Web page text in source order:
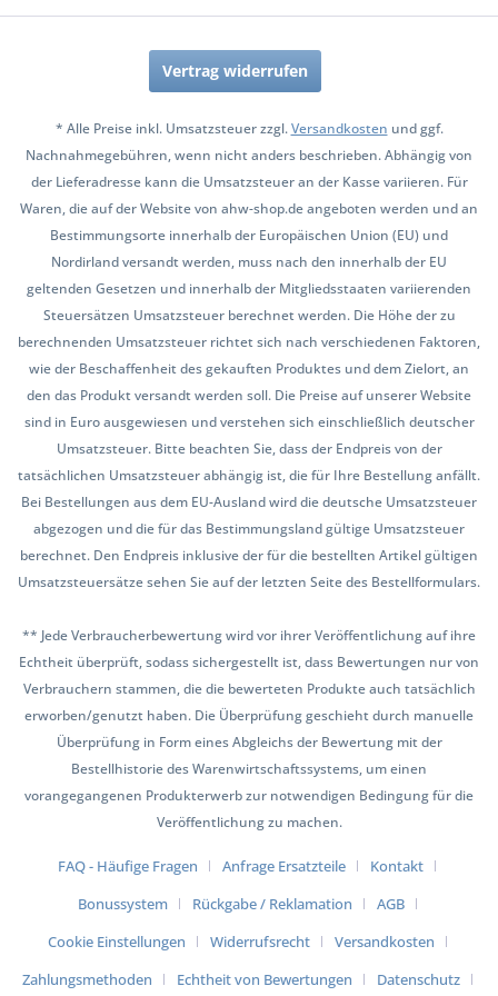
Vertrag widerrufen
* Alle Preise inkl. Umsatzsteuer zzgl.Versandkosten und ggf.
Nachnahmegebühren, wenn nicht anders beschrieben. Abhängig von
der Lieferadresse kann die Umsatzsteuer an der Kasse variieren. Für
Waren, die auf der Website von ahw-shop.de angeboten werden und an
Bestimmungsorte innerhalb der Europäischen Union (EU) und
Nordirland versandt werden, muss nach den innerhalb der EU
geltenden Gesetzen und innerhalb der Mitgliedsstaaten variierenden
Steuersätzen Umsatzsteuer berechnet werden. Die Höhe der zu
berechnenden Umsatzsteuer richtet sich nach verschiedenen Faktoren,
wie der Beschaffenheit des gekauften Produktes und dem Zielort, an
den das Produkt versandt werden soll. Die Preise auf unserer Website
sind in Euro ausgewiesen und verstehen sich einschließlich deutscher
Umsatzsteuer. Bitte beachten Sie, dass der Endpreis von der
tatsächlichen Umsatzsteuer abhängig ist, die für Ihre Bestellung anfällt.
Bei Bestellungen aus dem EU-Ausland wird die deutsche Umsatzsteuer
abgezogen und die für das Bestimmungsland gültige Umsatzsteuer
berechnet. Den Endpreis inklusive der für die bestellten Artikel gültigen
Umsatzsteuersätze sehen Sie auf der letzten Seite des Bestellformulars.
** Jede Verbraucherbewertung wird vor ihrer Veröffentlichung auf ihre
Echtheit überprüft, sodass sichergestellt ist, dass Bewertungen nur von
Verbrauchern stammen, die die bewerteten Produkte auch tatsächlich
erworben/genutzt haben. Die Überprüfung geschieht durch manuelle
Überprüfung in Form eines Abgleichs der Bewertung mit der
Bestellhistorie des Warenwirtschaftssystems, um einen
vorangegangenen Produkterwerb zur notwendigen Bedingung für die
Veröffentlichung zu machen.
FAQ - Häufige Fragen Anfrage Ersatzteile
Kontakt
Bonussystem
Rückgabe / Reklamation
AGB
Cookie Einstellungen
Widerrufsrecht
Versandkosten
Zahlungsmethoden
Echtheit von Bewertungen Datenschutz